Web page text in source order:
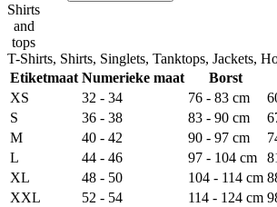
Shirts
and
tops
T-Shirts, Shirts, Singlets, Tanktops, Jackets,
Etiketmaat Numerieke maat Borst
XS
32 - 34 76 - 83 cm
S
36 - 38 83 - 90 cm
M
40 - 42 90 - 97 cm
L
44 - 46 97 - 104 cm
XL
48 - 50 104 - 114 cm
XXL
52 - 54 114 - 124 cm